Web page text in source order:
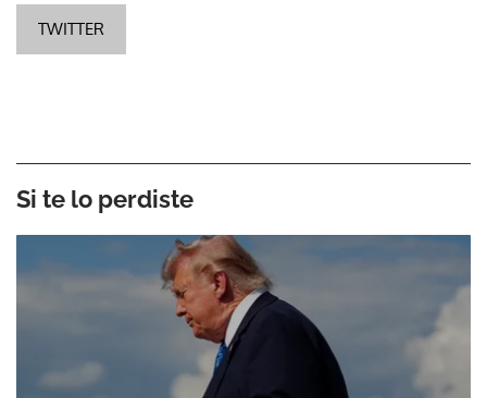
TWITTER
Si te lo perdiste